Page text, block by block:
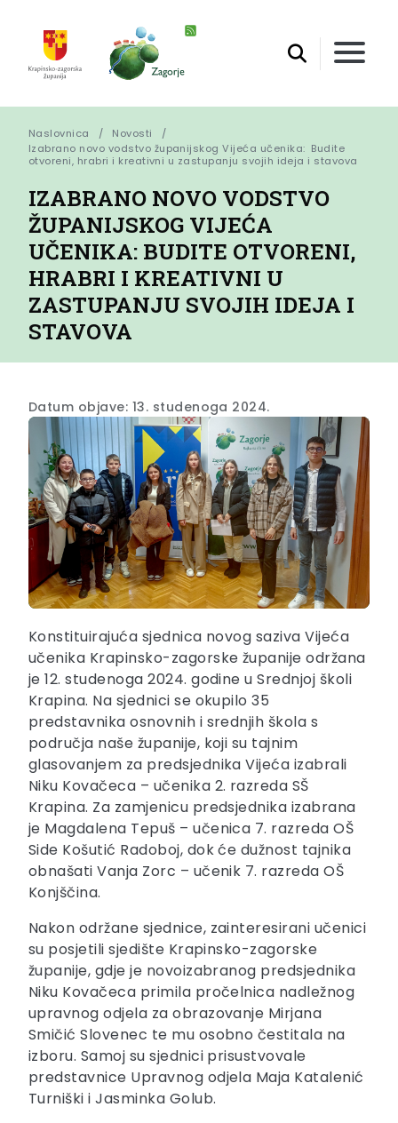
Naslovnica
Novosti
Izabrano novo vodstvo županijskog Vijeća učenika:  Budite
otvoreni, hrabri i kreativni u zastupanju svojih ideja i stavova
IZABRANO NOVO VODSTVO
ŽUPANIJSKOG VIJEĆA
UČENIKA: BUDITE OTVORENI,
HRABRI I KREATIVNI U
ZASTUPANJU SVOJIH IDEJA I
STAVOVA
Datum objave: 13. studenoga 2024.
Konstituirajuća sjednica novog saziva Vijeća
učenika Krapinsko-zagorske županije održana
je 12. studenoga 2024. godine u Srednjoj školi
Krapina. Na sjednici se okupilo 35
predstavnika osnovnih i srednjih škola s
područja naše županije, koji su tajnim
glasovanjem za predsjednika Vijeća izabrali
Niku Kovačeca – učenika 2. razreda SŠ
Krapina. Za zamjenicu predsjednika izabrana
je Magdalena Tepuš – učenica 7. razreda OŠ
Side Košutić Radoboj, dok će dužnost tajnika
obnašati Vanja Zorc – učenik 7. razreda OŠ
Konjščina.
Nakon održane sjednice, zainteresirani učenici
su posjetili sjedište Krapinsko-zagorske
županije, gdje je novoizabranog predsjednika
Niku Kovačeca primila pročelnica nadležnog
upravnog odjela za obrazovanje Mirjana
Smičić Slovenec te mu osobno čestitala na
izboru. Samoj su sjednici prisustvovale
predstavnice Upravnog odjela Maja Katalenić
Turniški i Jasminka Golub.